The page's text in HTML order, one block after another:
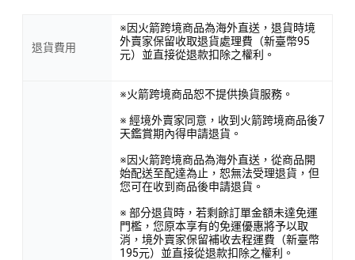
退貨費用
※因火箭跨境商品為海外直送，退貨時境
外賣家保留收取退貨處理費（新臺幣95
元）並直接從退款扣除之權利。
※火箭跨境商品恕不提供換貨服務。
※ 經境外賣家同意，收到火箭跨境商品後7
天鑑賞期內得申請退貨。
※因火箭跨境商品為海外直送，從商品開
始配送至配達為止，恕無法受理退貨，但
您可在收到商品後申請退貨。
※ 部分退貨時，若剩餘訂單金額未達免運
門檻，您原本享有的免運優惠將予以取
消，境外賣家保留補收去程運費（新臺幣
195元）並直接從退款扣除之權利。